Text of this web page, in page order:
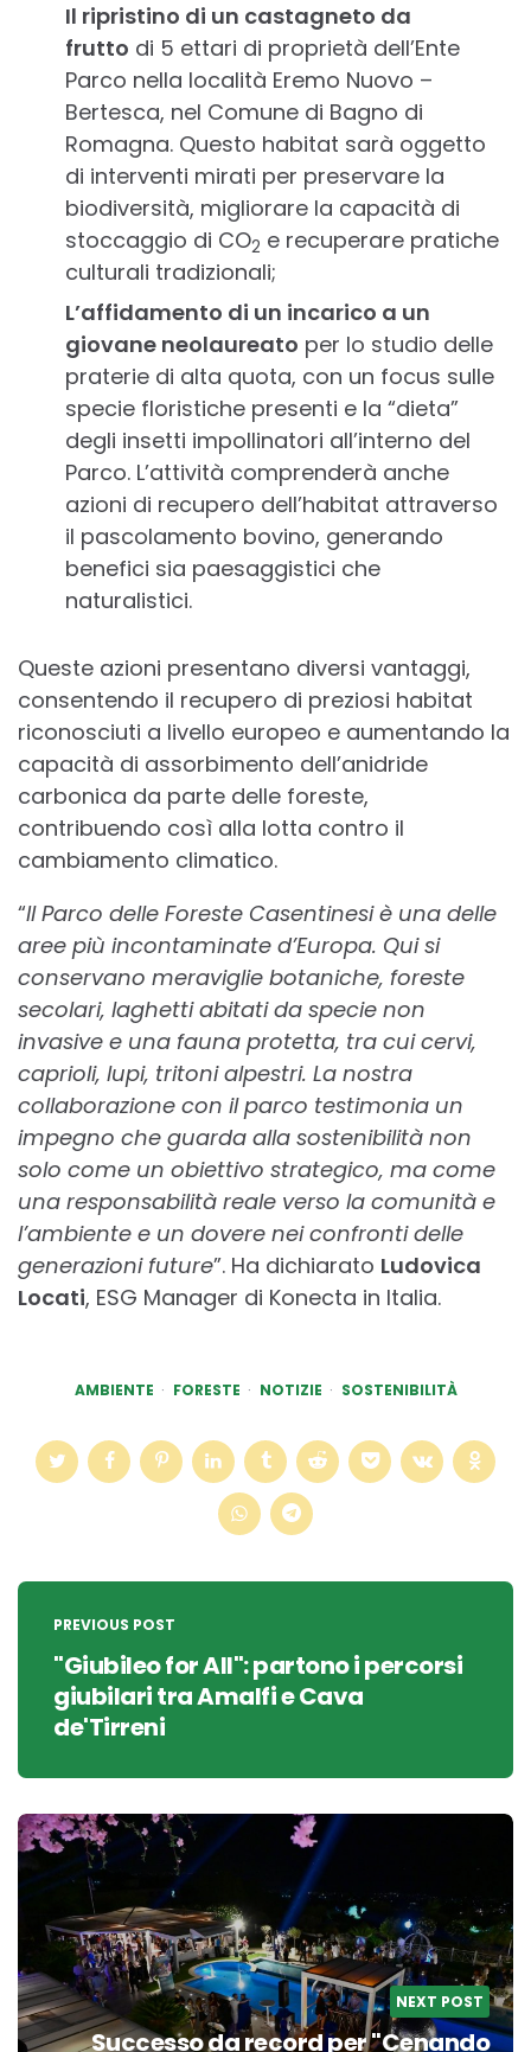
Il ripristino di un castagneto da
frutto di 5 ettari di proprietà dell’Ente
Parco nella località Eremo Nuovo –
Bertesca, nel Comune di Bagno di
Romagna. Questo habitat sarà oggetto
di interventi mirati per preservare la
biodiversità, migliorare la capacità di
stoccaggio di CO2 e recuperare pratiche
culturali tradizionali;
L’affidamento di un incarico a un
giovane neolaureato per lo studio delle
praterie di alta quota, con un focus sulle
specie floristiche presenti e la “dieta”
degli insetti impollinatori all’interno del
Parco. L’attività comprenderà anche
azioni di recupero dell’habitat attraverso
il pascolamento bovino, generando
benefici sia paesaggistici che
naturalistici.
Queste azioni presentano diversi vantaggi,
consentendo il recupero di preziosi habitat
riconosciuti a livello europeo e aumentando la
capacità di assorbimento dell’anidride
carbonica da parte delle foreste,
contribuendo così alla lotta contro il
cambiamento climatico.
“Il Parco delle Foreste Casentinesi è una delle
aree più incontaminate d’Europa. Qui si
conservano meraviglie botaniche, foreste
secolari, laghetti abitati da specie non
invasive e una fauna protetta, tra cui cervi,
caprioli, lupi, tritoni alpestri. La nostra
collaborazione con il parco testimonia un
impegno che guarda alla sostenibilità non
solo come un obiettivo strategico, ma come
una responsabilità reale verso la comunità e
l’ambiente e un dovere nei confronti delle
generazioni future”. Ha dichiarato Ludovica
Locati, ESG Manager di Konecta in Italia.
AMBIENTE FORESTE NOTIZIE SOSTENIBILITÀ
Post
navigation
PREVIOUS POST
"Giubileo for All": partono i percorsi
giubilari tra Amalfi e Cava
de'Tirreni
NEXT POST
Successo da record per "Cenando